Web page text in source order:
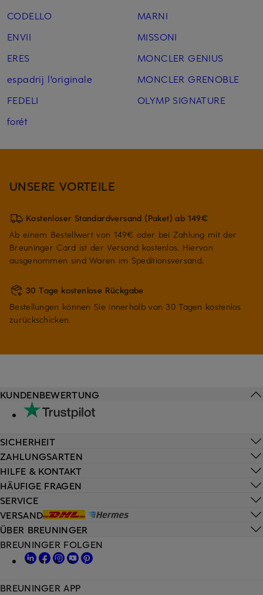
CODELLO
ENVII
ERES
espadrij l'originale
FEDELI
forét
MARNI
MISSONI
MONCLER GENIUS
MONCLER GRENOBLE
OLYMP SIGNATURE
UNSERE VORTEILE
Kostenloser Standardversand (Paket) ab 149€
Ab einem Bestellwert von 149€ oder bei Zahlung mit der
Breuninger Card ist der Versand kostenlos. Hiervon
ausgenommen sind Waren im Speditionsversand.
30 Tage kostenlose Rückgabe
Bestellungen können Sie innerhalb von 30 Tagen kostenlos
zurückschicken.
HILFE & KONTAKT
HÄUFIGE FRAGEN
SERVICE
VERSAND
KUNDENBEWERTUNG
SICHERHEIT
ZAHLUNGSARTEN
ÜBER BREUNINGER
BREUNINGER FOLGEN
BREUNINGER APP